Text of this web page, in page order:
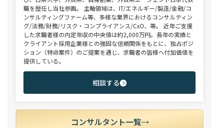
職を歴任し当社参画。 主軸領域は、IT/エネルギー/製造/金融/コ
ンサルティングファーム等、多様な業界におけるコンサルティン
グ/法務/財務/リスク・コンプライアンス/CxO、等。 近年ご支援
した求職者様の内定年収の中央値は約2,000万円。長年の実績と
クライアント採用企業様との強固な信頼関係をもとに、独占ポジ
ション（特命案件）のご提案を通じ、求職者の皆様へ付加価値を
提供している。
相談する
コンサルタント一覧